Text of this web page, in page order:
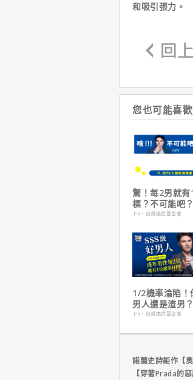
和吸引張力。
您也可能喜
驚！每2男就有
標？不可能吧？
PR・台灣癌症基金會
1/2機率淪陷！
男人還是渣男
在這
PR・台灣癌症基金會
諾蘭史詩鉅作【
【穿著Prada的